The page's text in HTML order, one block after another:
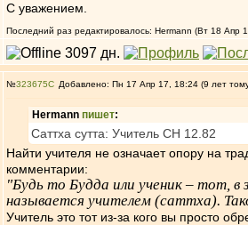
С уважением.
Последний раз редактировалось: Hermann (Вт 18 Апр
№323675 Добавлено: Пн 17 Апр 17, 18:24 (9 лет
Hermann пишет:
Саттха сутта: Учитель СН 12.82
Найти учителя не означает опору на
комментарии:
"Будь то Будда или ученик – тот,
называется учителем (саттха).
Учитель это тот из-за кого вы просто